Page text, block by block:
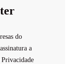
do
a